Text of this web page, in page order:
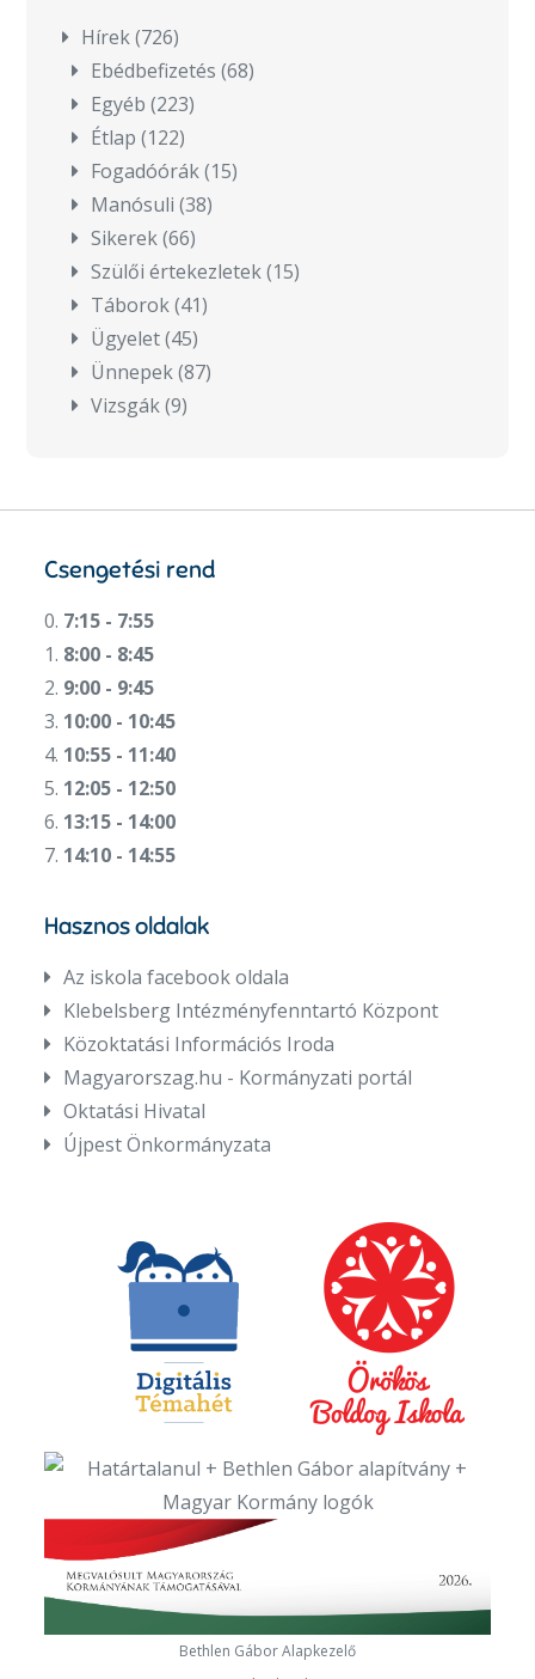
Hírek(726)
Ebédbefizetés (68)
Egyéb (223)
Étlap (122)
Fogadóórák(15)
Manósuli (38)
Sikerek(66)
Szülői értekezletek(15)
Táborok(41)
Ügyelet(45)
Ünnepek(87)
Vizsgák(9)
Csengetési rend
0. 7:15 - 7:55
1. 8:00 - 8:45
2. 9:00 - 9:45
3. 10:00 - 10:45
4. 10:55 - 11:40
5. 12:05 - 12:50
6. 13:15 - 14:00
7. 14:10 - 14:55
Hasznos oldalak
Az iskola facebook oldala
Klebelsberg Intézményfenntartó Központ
Közoktatási Információs Iroda
Magyarorszag.hu - Kormányzati portál
Oktatási Hivatal
Újpest Önkormányzata
Bethlen Gábor Alapkezelő